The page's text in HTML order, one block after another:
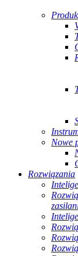
Nowe
Rozwiązania